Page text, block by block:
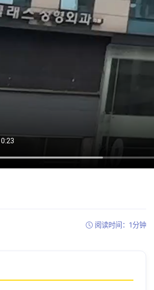
阅读时间：1分钟